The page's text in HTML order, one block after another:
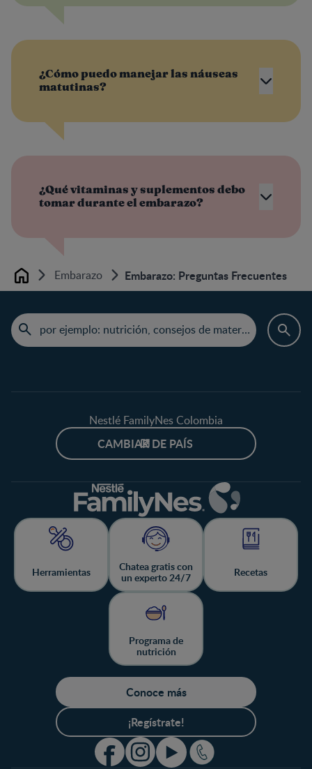
¿Cómo puedo manejar las náuseas
matutinas?
¿Qué vitaminas y suplementos debo
tomar durante el embarazo?
Home Embarazo Embarazo: Preguntas Frecuentes
Nestlé FamilyNes Colombia
CAMBIAR DE PAÍS
Herramientas
Chatea gratis con
un experto 24/7
Recetas
Programa de
nutrición
Conoce más
¡Regístrate!